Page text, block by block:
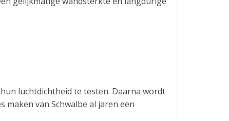
luchtdichtheid te testen. Daarna wordt
van Schwalbe al jaren een